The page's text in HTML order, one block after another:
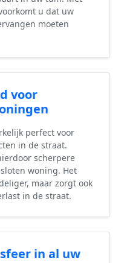
u dat uw
moeten
voor
perfect voor
in de straat.
scherpere
woning. Het
maar zorgt ook
in de straat.
in al uw